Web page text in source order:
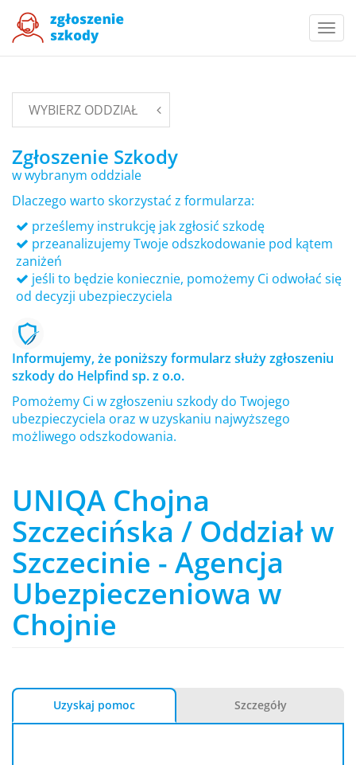
WYBIERZ ODDZIAŁ
Zgłoszenie Szkody
w wybranym oddziale
Dlaczego warto skorzystać z formularza:
prześlemy instrukcję jak zgłosić szkodę
przeanalizujemy Twoje odszkodowanie pod kątem
zaniżeń
jeśli to będzie koniecznie, pomożemy Ci odwołać się
od decyzji ubezpieczyciela
Informujemy, że poniższy formularz służy zgłoszeniu
szkody do Helpfind sp. z o.o.
Pomożemy Ci w zgłoszeniu szkody do Twojego
ubezpieczyciela oraz w uzyskaniu najwyższego
możliwego odszkodowania.
UNIQA Chojna
Szczecińska / Oddział w
Szczecinie - Agencja
Ubezpieczeniowa w
Chojnie
Uzyskaj pomoc Szczegóły